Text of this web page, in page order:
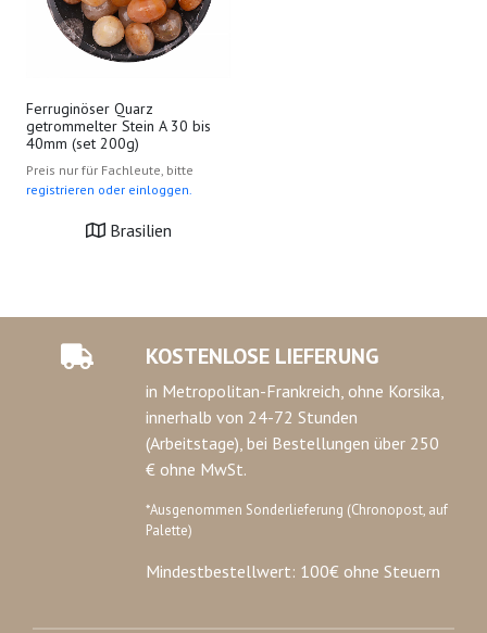
Ferruginöser Quarz
getrommelter Stein A 30 bis
40mm (set 200g)
Preis nur für Fachleute, bitte
registrieren oder einloggen.
Brasilien
KOSTENLOSE LIEFERUNG
in Metropolitan-Frankreich, ohne Korsika,
innerhalb von 24-72 Stunden
(Arbeitstage), bei Bestellungen über 250
€ ohne MwSt.
*Ausgenommen Sonderlieferung (Chronopost, auf
Palette)
Mindestbestellwert: 100€ ohne Steuern